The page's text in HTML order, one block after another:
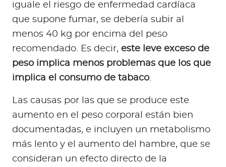
iguale el riesgo de enfermedad cardíaca
que supone fumar, se debería subir al
menos 40 kg por encima del peso
recomendado. Es decir, este leve exceso de
peso implica menos problemas que los que
implica el consumo de tabaco.
Las causas por las que se produce este
aumento en el peso corporal están bien
documentadas, e incluyen un metabolismo
más lento y el aumento del hambre, que se
consideran un efecto directo de la